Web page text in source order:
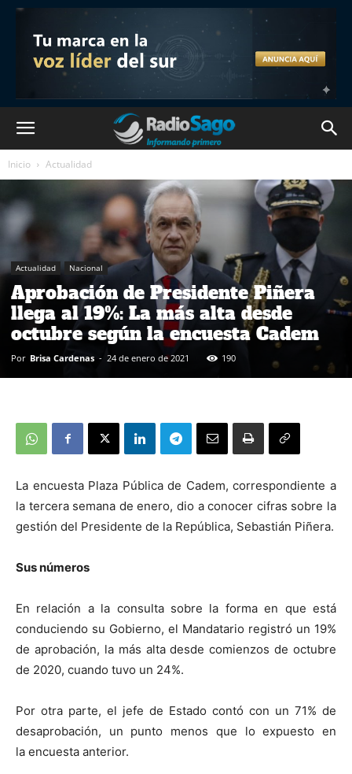
Inicio Actualidad
Actualidad Nacional
Aprobación de Presidente Piñera
llega al 19%: La más alta desde
octubre según la encuesta Cadem
Por Brisa Cardenas - 24 de enero de 2021 190
La encuesta Plaza Pública de Cadem, correspondiente a
la tercera semana de enero, dio a conocer cifras sobre la
gestión del Presidente de la República, Sebastián Piñera.
Sus números
En relación a la consulta sobre la forma en que está
conduciendo su Gobierno, el Mandatario registró un 19%
de aprobación, la más alta desde comienzos de octubre
de 2020, cuando tuvo un 24%.
Por otra parte, el jefe de Estado contó con un 71% de
desaprobación, un punto menos que lo expuesto en
la encuesta anterior.